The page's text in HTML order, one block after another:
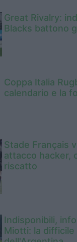
Great Rivalry:
Blacks battono
Coppa Italia
calendario e la
Stade Français
attacco hacker,
riscatto
Indisponibili,
Miotti: la